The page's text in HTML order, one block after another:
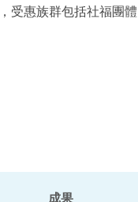
受惠族群包括社福團
成果